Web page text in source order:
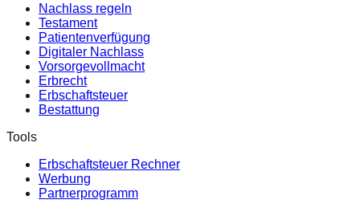
Nachlass regeln
Testament
Patientenverfügung
Digitaler Nachlass
Vorsorgevollmacht
Erbrecht
Erbschaftsteuer
Bestattung
Tools
Erbschaftsteuer Rechner
Werbung
Partnerprogramm